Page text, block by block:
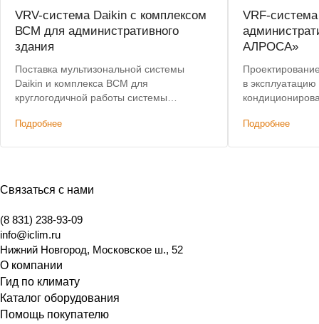
VRV-система Daikin с комплексом
ВСМ для административного
здания
Поставка мультизональной системы
Daikin и комплекса ВСМ для
круглогодичной работы системы
Подробнее
VRF-
АЛРОСА»
в
Подробнее
Связаться с нами
(8 831) 238-93-09
info@iclim.ru
Нижний Новгород, Московское ш., 52
О компании
Гид по климату
Каталог оборудования
Помощь покупателю